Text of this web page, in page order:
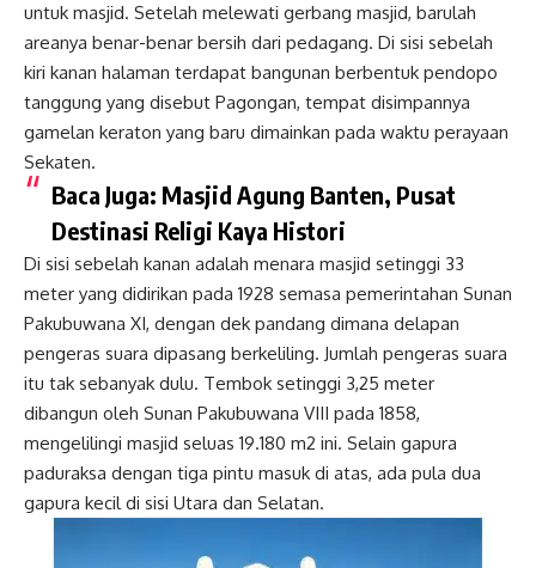
untuk masjid. Setelah melewati gerbang masjid, barulah
areanya benar-benar bersih dari pedagang. Di sisi sebelah
kiri kanan halaman terdapat bangunan berbentuk pendopo
tanggung yang disebut Pagongan, tempat disimpannya
gamelan keraton yang baru dimainkan pada waktu perayaan
Sekaten.
Baca Juga: Masjid Agung Banten, Pusat
Destinasi Religi Kaya Histori
Di sisi sebelah kanan adalah menara masjid setinggi 33
meter yang didirikan pada 1928 semasa pemerintahan Sunan
Pakubuwana XI, dengan dek pandang dimana delapan
pengeras suara dipasang berkeliling. Jumlah pengeras suara
itu tak sebanyak dulu. Tembok setinggi 3,25 meter
dibangun oleh Sunan Pakubuwana VIII pada 1858,
mengelilingi masjid seluas 19.180 m2 ini. Selain gapura
paduraksa dengan tiga pintu masuk di atas, ada pula dua
gapura kecil di sisi Utara dan Selatan.